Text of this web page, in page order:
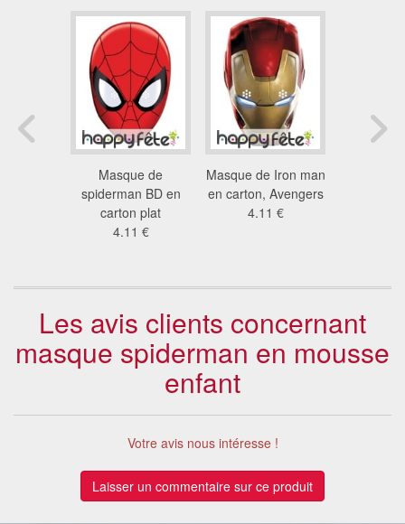
Masque de
spiderman BD en
carton plat
4.11 €
Masque de Iron man
en carton, Avengers
4.11 €
Les avis clients concernant
masque spiderman en mousse
enfant
Votre avis nous intéresse !
Laisser un commentaire sur ce produit